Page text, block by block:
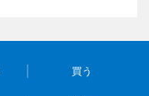
買う